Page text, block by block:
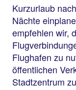
Kurzurlaub
Nächte
empfehlen wir,
Flughafen zu
öffentlichen
Stadtzentrum